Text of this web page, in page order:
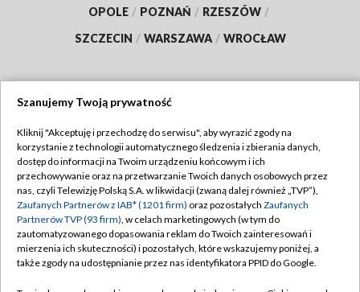
OPOLE / POZNAŃ / RZESZÓW /
SZCZECIN / WARSZAWA / WROCŁAW
TVP
Abonament TVP
Emisja w TVP
Centrum informacji TVP
Naziemna Telewizja Cyfrowa
Regulamin TVP
Polityka prywatności
Moje zgody
Pomoc
Szanujemy Twoją prywatność
Kliknij "Akceptuję i przechodzę do serwisu", aby wyrazić zgody na
korzystanie z technologii automatycznego śledzenia i zbierania danych,
dostęp do informacji na Twoim urządzeniu końcowym i ich
przechowywanie oraz na przetwarzanie Twoich danych osobowych przez
nas, czyli Telewizję Polską S.A. w likwidacji (zwaną dalej również „TVP”),
Zaufanych Partnerów z IAB* (1201 firm) oraz pozostałych Zaufanych
Partnerów TVP (93 firm), w celach marketingowych (w tym do
zautomatyzowanego dopasowania reklam do Twoich zainteresowań i
mierzenia ich skuteczności) i pozostałych, które wskazujemy poniżej, a
także zgody na udostępnianie przez nas identyfikatora PPID do Google.